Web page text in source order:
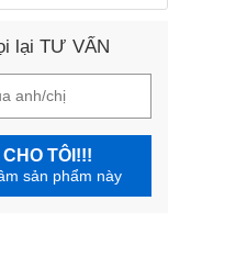
lại TƯ VẤN
TÔI!!!
sản phẩm này